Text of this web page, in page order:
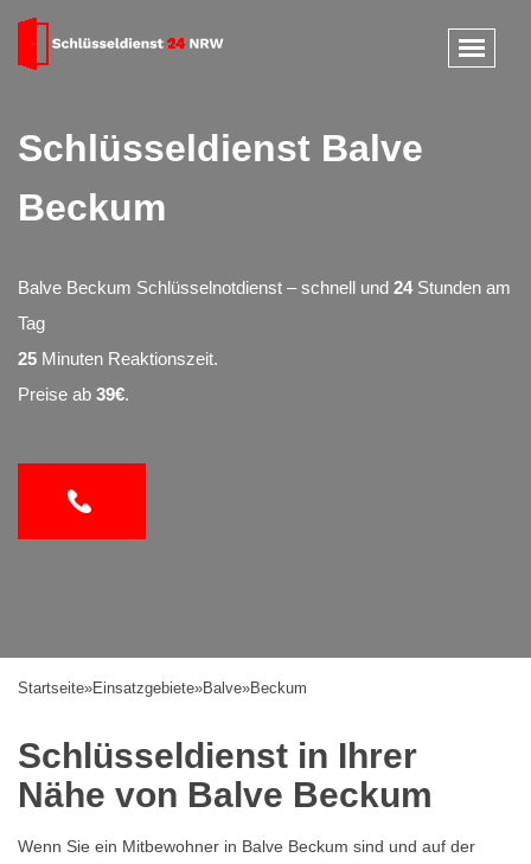
Schlüsseldienst Balve
Beckum
Balve Beckum Schlüsselnotdienst – schnell und 24Stunden am
Tag
25 Minuten Reaktionszeit.
Preise ab 39€.
Startseite»Einsatzgebiete»Balve»Beckum
Schlüsseldienst in Ihrer
Nähe von Balve Beckum
Wenn Sie ein Mitbewohner in Balve Beckum sind und auf der